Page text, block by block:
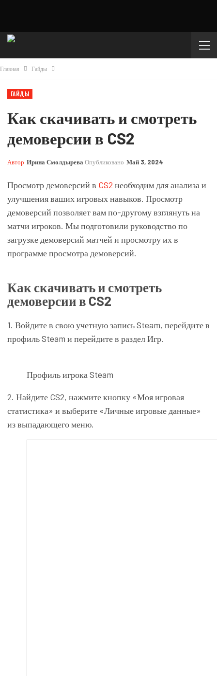
Главная Гайды
ГАЙДЫ
Как скачивать и смотреть
демоверсии в CS2
Автор Ирина Смолдырева Опубликовано Май 3, 2024
Просмотр демоверсий в CS2 необходим для анализа и
улучшения ваших игровых навыков. Просмотр
демоверсий позволяет вам по-другому взглянуть на
матчи игроков. Мы подготовили руководство по
загрузке демоверсий матчей и просмотру их в
программе просмотра демоверсий.
Как скачивать и смотреть
демоверсии в CS2
1. Войдите в свою учетную запись Steam, перейдите в
профиль Steam и перейдите в раздел Игр.
Профиль игрока Steam
2. Найдите CS2, нажмите кнопку «Моя игровая
статистика» и выберите «Личные игровые данные»
из выпадающего меню.